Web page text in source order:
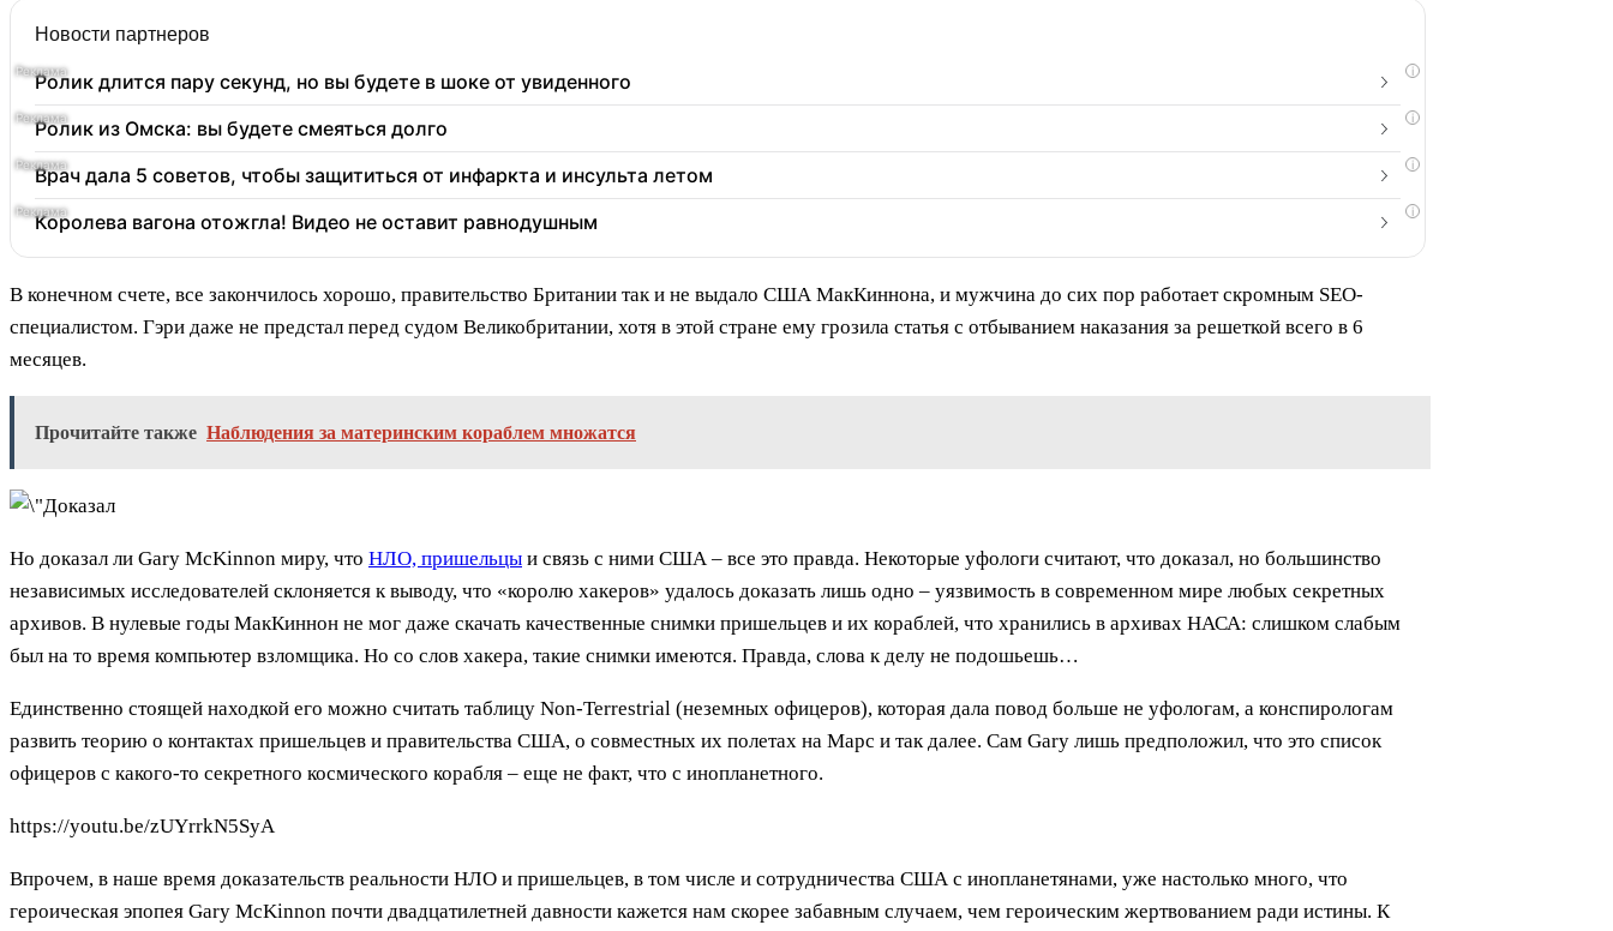
Новости партнеров
i
Ролик длится пару секунд, но вы будете в шоке от увиденного
i
Ролик из Омска: вы будете смеяться долго
i
Врач дала 5 советов, чтобы защититься от инфаркта и инсульта летом
i
Королева вагона отожгла! Видео не оставит равнодушным
В конечном счете, все закончилось хорошо, правительство Британии так и не выдало США МакКиннона, и мужчина до сих пор работает скромным SEO-
специалистом. Гэри даже не предстал перед судом Великобритании, хотя в этой стране ему грозила статья с отбыванием наказания за решеткой всего в 6
месяцев.
Прочитайте также Наблюдения за материнским кораблем множатся
Но доказал ли Gary McKinnon миру, что НЛО, пришельцы и связь с ними США – все это правда. Некоторые уфологи считают, что доказал, но большинство
независимых исследователей склоняется к выводу, что «королю хакеров» удалось доказать лишь одно – уязвимость в современном мире любых секретных
архивов. В нулевые годы МакКиннон не мог даже скачать качественные снимки пришельцев и их кораблей, что хранились в архивах НАСА: слишком слабым
был на то время компьютер взломщика. Но со слов хакера, такие снимки имеются. Правда, слова к делу не подошьешь…
Единственно стоящей находкой его можно считать таблицу Non-Terrestrial (неземных офицеров), которая дала повод больше не уфологам, а конспирологам
развить теорию о контактах пришельцев и правительства США, о совместных их полетах на Марс и так далее. Сам Gary лишь предположил, что это список
офицеров с какого-то секретного космического корабля – еще не факт, что с инопланетного.
https://youtu.be/zUYrrkN5SyA
Впрочем, в наше время доказательств реальности НЛО и пришельцев, в том числе и сотрудничества США с инопланетянами, уже настолько много, что
героическая эпопея Gary McKinnon почти двадцатилетней давности кажется нам скорее забавным случаем, чем героическим жертвованием ради истины. К